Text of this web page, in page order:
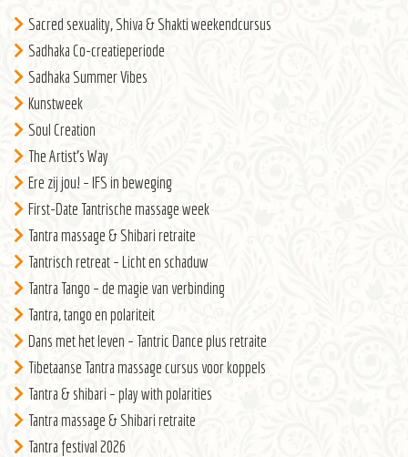
Sacred sexuality, Shiva & Shakti weekendcursus
Sadhaka Co-creatieperiode
Sadhaka Summer Vibes
Kunstweek
Soul Creation
The Artist’s Way
Ere zij jou! – IFS in beweging
First-Date Tantrische massage week
Tantra massage & Shibari retraite
Tantrisch retreat – Licht en schaduw
Tantra Tango – de magie van verbinding
Tantra, tango en polariteit
Dans met het leven – Tantric Dance plus retraite
Tibetaanse Tantra massage cursus voor koppels
Tantra & shibari – play with polarities
Tantra massage & Shibari retraite
Tantra festival 2026